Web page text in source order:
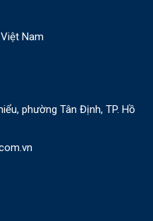
Nam
phường Tân Định, TP. Hồ